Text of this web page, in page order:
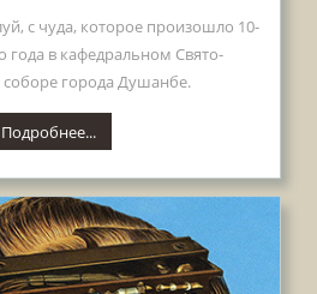
с чуда, которое произошло 10-
года в кафедральном Свято-
города Душанбе.
Подробнее...